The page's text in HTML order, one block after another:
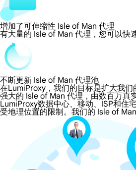
增加了可伸缩性 Isle of Man 代理
有大量的 Isle of Man 代理，您可以快
不断更新 Isle of Man 代理池
在LumiProxy，我们的目标是扩大我
强大的 Isle of Man 代理，由数百万真
LumiProxy数据中心、移动、ISP和住
受地理位置的限制。我们的 Isle of